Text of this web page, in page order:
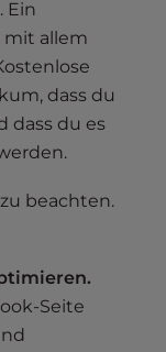
Ein
mit allem
dass du
dass du es
beachten.
Seite